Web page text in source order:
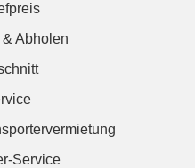
Abholen
Service